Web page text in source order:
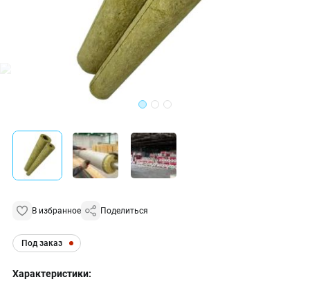
В избранное Поделиться
Под заказ
Характеристики: